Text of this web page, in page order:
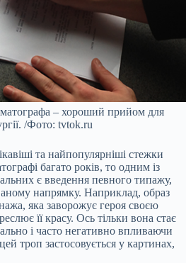
– хороший прийом для
/Фото: tvtok.ru
та найпопулярніші стежки
багато років, то одним із
є введення певного типажу,
напрямку. Наприклад, образ
яка заворожує героя своєю
її красу. Ось тільки вона стає
і часто негативно впливаючи
троп застосовується у картинах,